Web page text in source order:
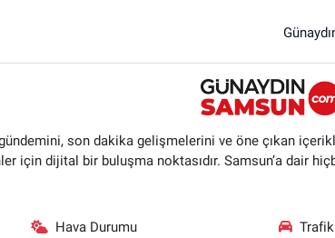
son dakika gelişmelerini ve öne çıkan
için dijital bir buluşma noktasıdır. Samsun’a dair
Hava Durumu